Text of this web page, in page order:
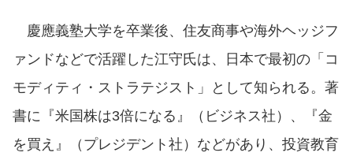
慶應義塾大学を卒業後、住友商事や海外ヘッジフ
ァンドなどで活躍した江守氏は、日本で最初の「コ
モディティ・ストラテジスト」として知られる。著
書に『米国株は3倍になる』（ビジネス社）、『金
を買え』（プレジデント社）などがあり、投資教育